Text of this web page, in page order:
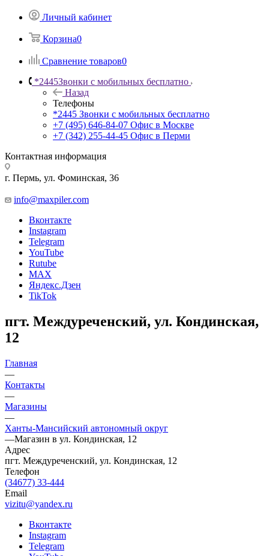
Личный кабинет
Корзина0
Сравнение товаров0
*2445Звонки с мобильных бесплатно
Назад
Телефоны
*2445 Звонки с мобильных бесплатно
+7 (495) 646-84-07 Офис в Москве
+7 (342) 255-44-45 Офис в Перми
Контактная информация
г. Пермь, ул. Фоминская, 36
info@maxpiler.com
Вконтакте
Instagram
Telegram
YouTube
Rutube
MAX
Яндекс.Дзен
TikTok
пгт. Междуреченский, ул. Кондинская,
12
Главная
—
Контакты
—
Магазины
—
Ханты-Мансийский автономный округ
—Магазин в ул. Кондинская, 12
Адрес
пгт. Междуреченский, ул. Кондинская, 12
Телефон
(34677) 33-444
Email
vizitu@yandex.ru
Вконтакте
Instagram
Telegram